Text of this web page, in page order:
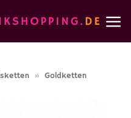
» Goldketten